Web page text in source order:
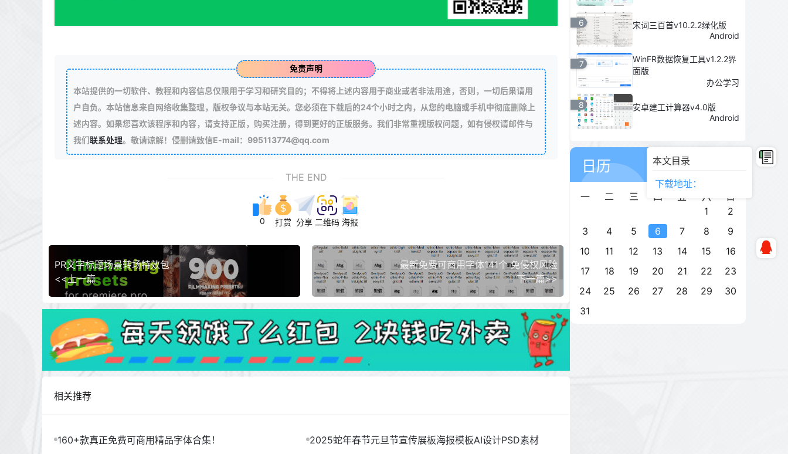
本文目录
下载地址：
免责声明
本站提供的一切软件、教程和内容信息仅限用于学习和研究目的；不得将上述内容用于商业或者非法用途，否则，一切后果请用
户自负。本站信息来自网络收集整理，版权争议与本站无关。您必须在下载后的24个小时之内，从您的电脑或手机中彻底删除上
述内容。如果您喜欢该程序和内容，请支持正版，购买注册，得到更好的正版服务。我们非常重视版权问题，如有侵权请邮件与
我们联系处理。敬请谅解！侵删请致信E-mail：995113774@qq.com
THE END
0 打赏 分享 二维码 海报
PR文字标题场景转场特效包
<<上一篇
最新免费可商用字体141个 免侵权风险
下一篇>>
相关推荐
160+款真正免费可商用精品字体合集！ 2025蛇年春节元旦节宣传展板海报模板AI设计PSD素材
6
宋词三百首v10.2.2绿化版
Android
7
WinFR数据恢复工具v1.2.2界
面版
办公学习
8
安卓建工计算器v4.0版
Android
日历
一 二 三 四 五 六
日
1
2
3
4 5 6 7 8
9
10
11 12 13 14 15
16
17
18 19 20 21 22
23
24
25 26 27 28 29
30
31